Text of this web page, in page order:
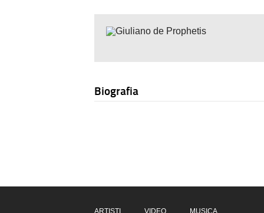
Biografia